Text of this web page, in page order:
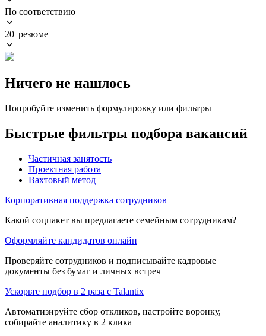
По соответствию
20 резюме
Ничего не нашлось
Попробуйте изменить формулировку или фильтры
Быстрые фильтры подбора вакансий
Частичная занятость
Проектная работа
Вахтовый метод
Корпоративная поддержка сотрудников
Какой соцпакет вы предлагаете семейным сотрудникам?
Оформляйте кандидатов онлайн
Проверяйте сотрудников и подписывайте кадровые
документы без бумаг и личных встреч
Ускорьте подбор в 2 раза с Talantix
Автоматизируйте сбор откликов, настройте воронку,
собирайте аналитику в 2 клика